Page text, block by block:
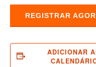
REGISTRAR
ADICIONAR